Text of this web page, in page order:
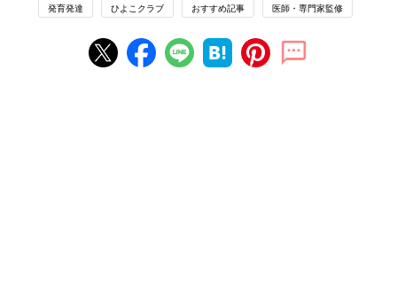
発育発達 ひよこクラブ おすすめ記事 医師・専門家監修